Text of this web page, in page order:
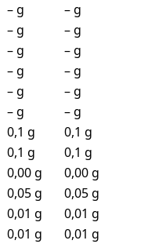
– g
– g
– g
– g
– g
– g
– g
– g
– g
– g
– g
– g
0,1 g
0,1 g
0,1 g
0,1 g
0,00 g
0,00 g
0,05 g
0,05 g
0,01 g
0,01 g
0,01 g
0,01 g